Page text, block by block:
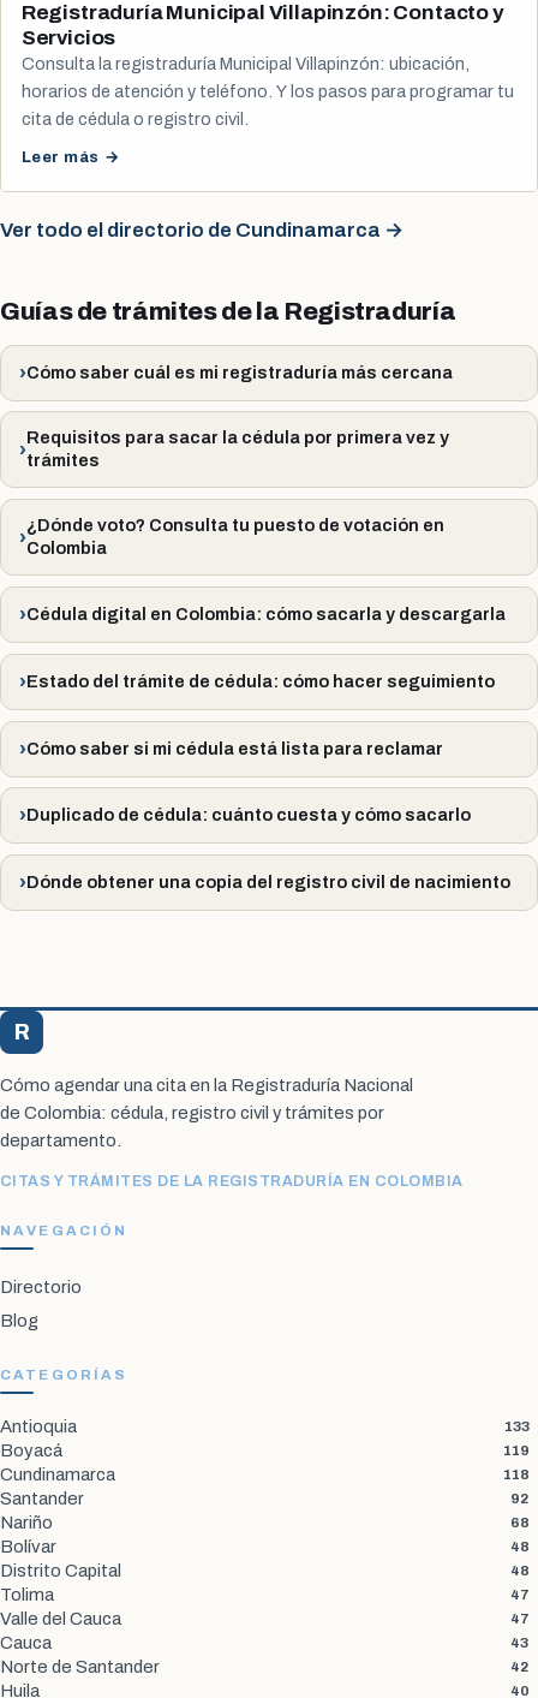
Registraduría Municipal Villapinzón: Contacto y
Servicios
Consulta la registraduría Municipal Villapinzón: ubicación,
horarios de atención y teléfono. Y los pasos para programar tu
cita de cédula o registro civil.
Leer más →
Ver todo el directorio de Cundinamarca →
Guías de trámites de la Registraduría
Cómo saber cuál es mi registraduría más cercana
Requisitos para sacar la cédula por primera vez y
trámites
¿Dónde voto? Consulta tu puesto de votación en
Colombia
Cédula digital en Colombia: cómo sacarla y descargarla
Estado del trámite de cédula: cómo hacer seguimiento
Cómo saber si mi cédula está lista para reclamar
Duplicado de cédula: cuánto cuesta y cómo sacarlo
Dónde obtener una copia del registro civil de nacimiento
R
Cómo agendar una cita en la Registraduría Nacional
de Colombia: cédula, registro civil y trámites por
departamento.
CITAS Y TRÁMITES DE LA REGISTRADURÍA EN COLOMBIA
NAVEGACIÓN
Directorio
Blog
CATEGORÍAS
Antioquia 133
Boyacá 119
Cundinamarca 118
Santander 92
Nariño 68
Bolívar 48
Distrito Capital 48
Tolima 47
Valle del Cauca 47
Cauca 43
Norte de Santander 42
Huila 40